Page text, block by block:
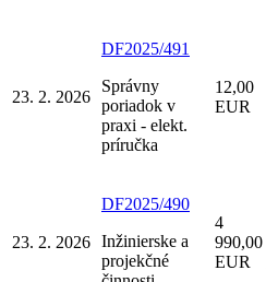
23. 2. 2026
DF2025/491
Správny
poriadok v
praxi - elekt.
príručka
12,00
EUR
23. 2. 2026
DF2025/490
Inžinierske a
projekčné
4
990,00
EUR